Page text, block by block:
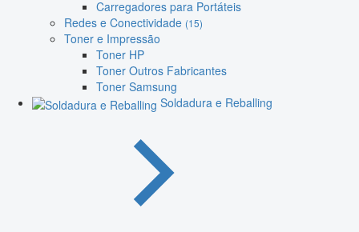
Carregadores para Portáteis
Redes e Conectividade (15)
Toner e Impressão
Toner HP
Toner Outros Fabricantes
Toner Samsung
Soldadura e Reballing